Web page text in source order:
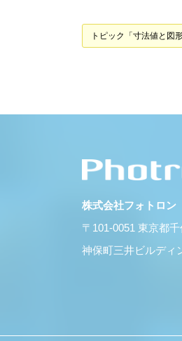
トピック「寸法値と図
株式会社フォトロ
〒101-0051 東京都
神保町三井ビルディ